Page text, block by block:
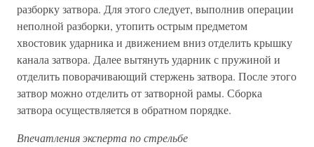
разборку затвора. Для этого следует, выполнив операции
неполной разборки, утопить острым предметом
хвостовик ударника и движением вниз отделить крышку
канала затвора. Далее вытянуть ударник с пружиной и
отделить поворачивающий стержень затвора. После этого
затвор можно отделить от затворной рамы. Сборка
затвора осуществляется в обратном порядке.
Впечатления эксперта по стрельбе